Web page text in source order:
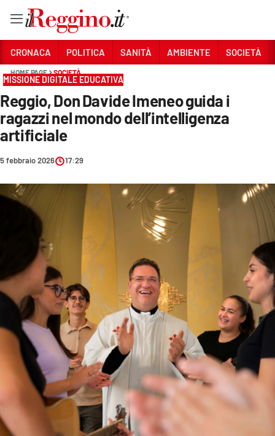
Sezioni
CRONACA
POLITICA
SANITÀ
AMBIENTE
SOCIETÀ
CULTURA
ECONOMIA E LAVORO
EVENTI
SPORT
Streaming
LAC TV
LAC NETWORK
CRONACA POLITICA SANITÀ AMBIENTE SOCIETÀ
HOME PAGE SOCIETÀ
MISSIONE DIGITALE EDUCATIVA
Reggio, Don Davide Imeneo guida i
ragazzi nel mondo dell’intelligenza
artificiale
5 febbraio 2026 17:29